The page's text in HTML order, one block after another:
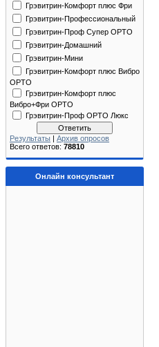
Грэвитрин-Комфорт плюс Фри
Грэвитрин-Профессиональный
Грэвитрин-Проф Супер ОРТО
Грэвитрин-Домашний
Грэвитрин-Мини
Грэвитрин-Комфорт плюс Вибро
ОРТО
Грэвитрин-Комфорт плюс
Вибро+Фри ОРТО
Грэвитрин-Проф ОРТО Люкс
Результаты | Архив опросов
Всего ответов: 78810
Онлайн консультант